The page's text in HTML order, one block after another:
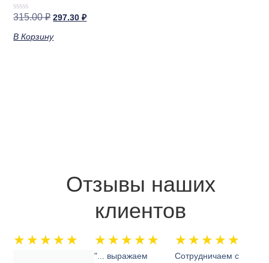
Оценка
из
5
315.00₽ 297.30₽
В Корзину
Отзывы наших
клиентов
★ ★ ★ ★ ★ ★ ★ ★ ★ ★
"... выражаем
★ ★ ★ ★ ★
Сотрудничаем с